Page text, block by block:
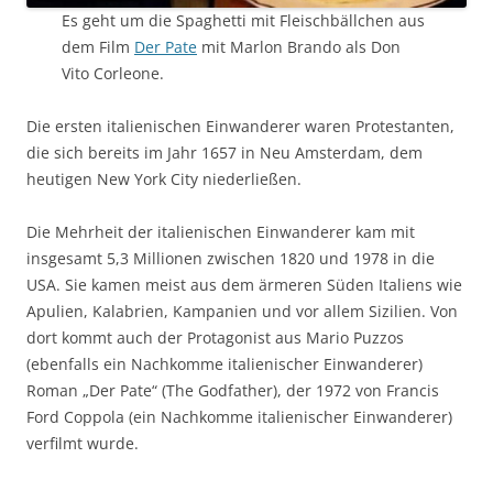
Es geht um die Spaghetti mit Fleischbällchen aus
dem Film Der Pate mit Marlon Brando als Don
Vito Corleone.
Die ersten italienischen Einwanderer waren Protestanten,
die sich bereits im Jahr 1657 in Neu Amsterdam, dem
heutigen New York City niederließen.
Die Mehrheit der italienischen Einwanderer kam mit
insgesamt 5,3 Millionen zwischen 1820 und 1978 in die
USA. Sie kamen meist aus dem ärmeren Süden Italiens wie
Apulien, Kalabrien, Kampanien und vor allem Sizilien. Von
dort kommt auch der Protagonist aus Mario Puzzos
(ebenfalls ein Nachkomme italienischer Einwanderer)
Roman „Der Pate“ (The Godfather), der 1972 von Francis
Ford Coppola (ein Nachkomme italienischer Einwanderer)
verfilmt wurde.